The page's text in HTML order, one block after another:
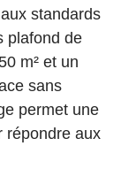
standards
plafond de
m² et un
sans
permet une
répondre aux